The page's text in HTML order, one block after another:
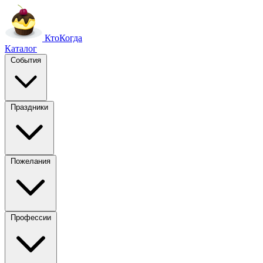
КтоКогда
Каталог
События
Праздники
Пожелания
Профессии